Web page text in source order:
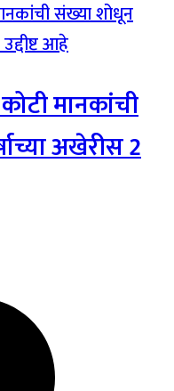
मानकांची
अखेरीस 2